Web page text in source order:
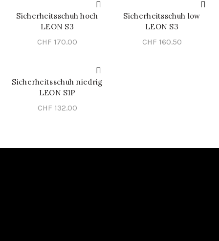
SCHNELL-EINKAUF
Sicherheitsschuh hoch
LEON S3
CHF 170.00
SCHNELL-EINKAUF
Sicherheitsschuh low
LEON S3
CHF 160.50
SCHNELL-EINKAUF
Sicherheitsschuh niedrig
LEON S1P
CHF 132.00